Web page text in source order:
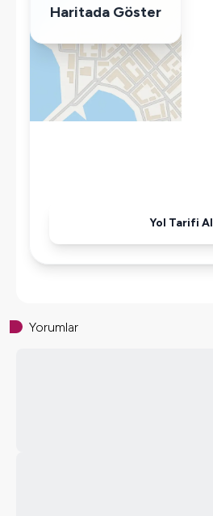
Klima
Wifi / İnternet
Kettle
Korunaklı Havuz
Haritada Göster
Yol Tarifi Al
Yorumlar